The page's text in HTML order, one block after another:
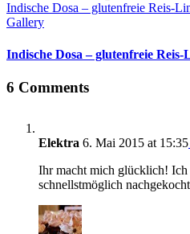
Indische Dosa – glutenfreie Reis-
Gallery
Indische Dosa – glutenfreie Reis-
6 Comments
Elektra 6. Mai 2015 at 15:35
Ihr macht mich glücklich!
schnellstmöglich